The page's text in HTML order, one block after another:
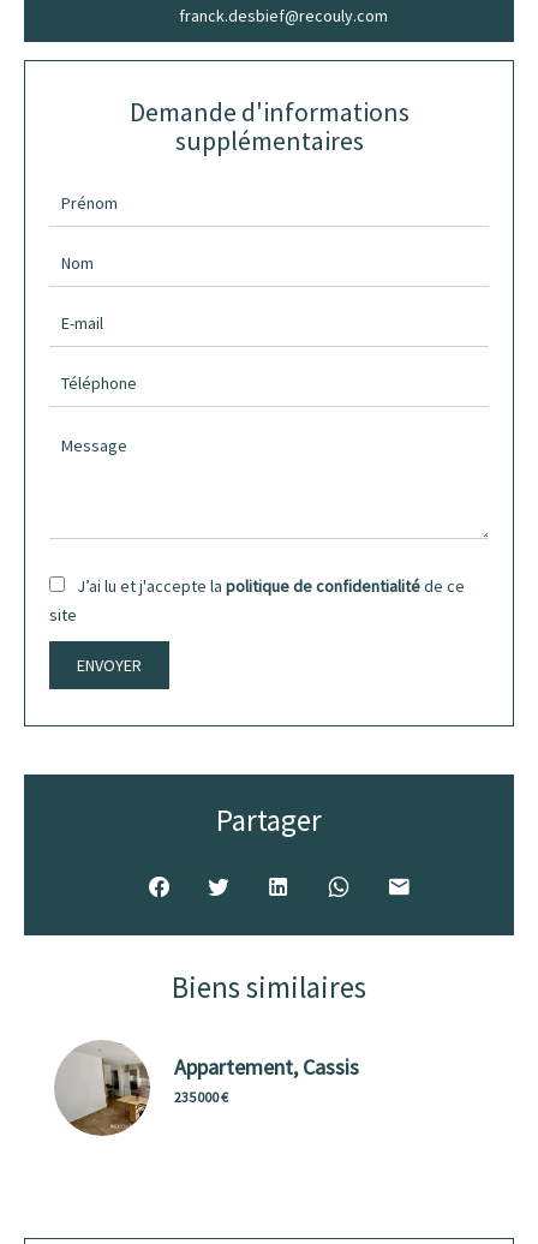
franck.desbief@recouly.com
Demande d'informations
supplémentaires
J’ai lu et j'accepte la politique de confidentialitéde ce
site
ENVOYER
Partager
Biens similaires
Appartement, Cassis
235 000 €